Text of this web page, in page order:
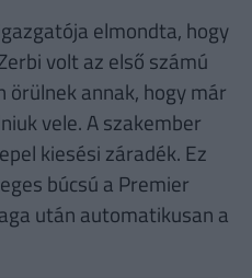
elmondta, hogy
volt az első számú
örülnek annak, hogy már
vele. A szakember
kiesési záradék. Ez
búcsú a Premier
után automatikusan a